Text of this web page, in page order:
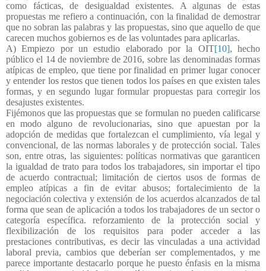
como fácticas, de desigualdad existentes. A algunas de estas
propuestas me refiero a continuación, con la finalidad de demostrar
que no sobran las palabras y las propuestas, sino que aquello de que
carecen muchos gobiernos es de las voluntades para aplicarlas.
A) Empiezo por un estudio elaborado por la OIT[10], hecho
público el 14 de noviembre de 2016, sobre las denominadas formas
atípicas de empleo, que tiene por finalidad en primer lugar conocer
y entender los restos que tienen todos los países en que existen tales
formas, y en segundo lugar formular propuestas para corregir los
desajustes existentes.
Fijémonos que las propuestas que se formulan no pueden calificarse
en modo alguno de revolucionarias, sino que apuestan por la
adopción de medidas que fortalezcan el cumplimiento, vía legal y
convencional, de las normas laborales y de protección social. Tales
son, entre otras, las siguientes: políticas normativas que garanticen
la igualdad de trato para todos los trabajadores, sin importar el tipo
de acuerdo contractual; limitación de ciertos usos de formas de
empleo atípicas a fin de evitar abusos; fortalecimiento de la
negociación colectiva y extensión de los acuerdos alcanzados de tal
forma que sean de aplicación a todos los trabajadores de un sector o
categoría específica. reforzamiento de la protección social y
flexibilización de los requisitos para poder acceder a las
prestaciones contributivas, es decir las vinculadas a una actividad
laboral previa, cambios que deberían ser complementados, y me
parece importante destacarlo porque he puesto énfasis en la misma